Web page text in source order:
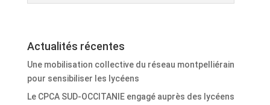
Actualités récentes
Une mobilisation collective du réseau montpelliérain
pour sensibiliser les lycéens
Le CPCA SUD-OCCITANIE engagé auprès des lycéens